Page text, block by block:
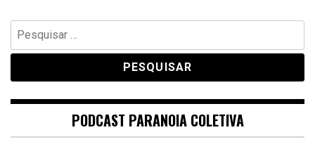
Pesquisar
por:
PODCAST PARANOIA COLETIVA